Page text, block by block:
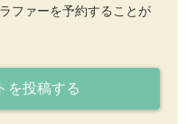
ファーを予約することが
を投稿する